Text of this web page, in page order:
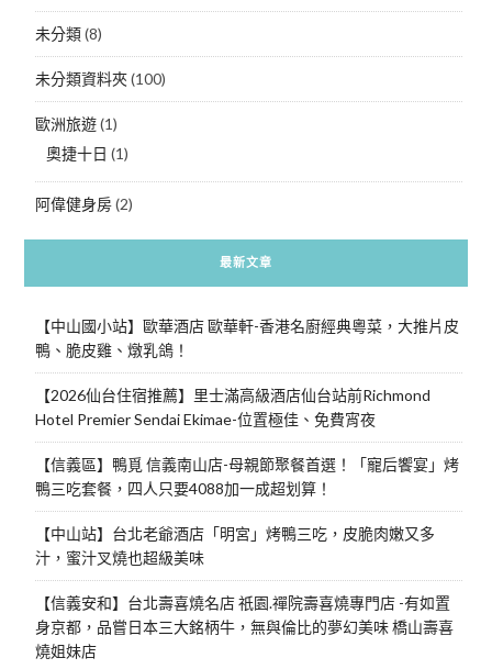
未分類(8)
未分類資料夾(100)
歐洲旅遊(1)
奧捷十日 (1)
阿偉健身房(2)
最新文章
【中山國小站】歐華酒店 歐華軒-香港名廚經典粵菜，大推片皮
鴨、脆皮雞、燉乳鴿！
【2026仙台住宿推薦】里士滿高級酒店仙台站前Richmond
Hotel Premier Sendai Ekimae-位置極佳、免費宵夜
【信義區】鴨覓 信義南山店-母親節聚餐首選！「寵后饗宴」烤
鴨三吃套餐，四人只要4088加一成超划算！
【中山站】台北老爺酒店「明宮」烤鴨三吃，皮脆肉嫩又多
汁，蜜汁叉燒也超級美味
【信義安和】台北壽喜燒名店 祇園.禪院壽喜燒專門店 -有如置
身京都，品嘗日本三大銘柄牛，無與倫比的夢幻美味 橋山壽喜
燒姐妹店